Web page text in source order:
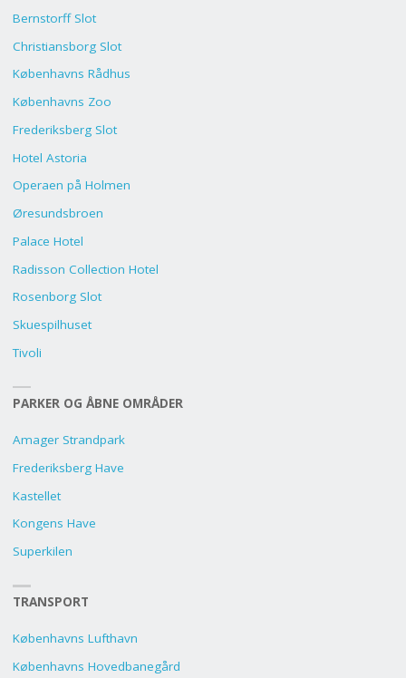
Bernstorff Slot
Christiansborg Slot
Københavns Rådhus
Københavns Zoo
Frederiksberg Slot
Hotel Astoria
Operaen på Holmen
Øresundsbroen
Palace Hotel
Radisson Collection Hotel
Rosenborg Slot
Skuespilhuset
Tivoli
PARKER OG ÅBNE OMRÅDER
Amager Strandpark
Frederiksberg Have
Kastellet
Kongens Have
Superkilen
TRANSPORT
Københavns Lufthavn
Københavns Hovedbanegård